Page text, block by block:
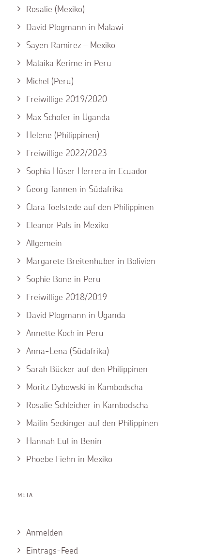
Rosalie (Mexiko)
David Plogmann in Malawi
Sayen Ramirez – Mexiko
Malaika Kerime in Peru
Michel (Peru)
Freiwillige 2019/2020
Max Schofer in Uganda
Helene (Philippinen)
Freiwillige 2022/2023
Sophia Hüser Herrera in Ecuador
Georg Tannen in Südafrika
Clara Toelstede auf den Philippinen
Eleanor Pals in Mexiko
Allgemein
Margarete Breitenhuber in Bolivien
Sophie Bone in Peru
Freiwillige 2018/2019
David Plogmann in Uganda
Annette Koch in Peru
Anna-Lena (Südafrika)
Sarah Bücker auf den Philippinen
Moritz Dybowski in Kambodscha
Rosalie Schleicher in Kambodscha
Mailin Seckinger auf den Philippinen
Hannah Eul in Benin
Phoebe Fiehn in Mexiko
META
Anmelden
Eintrags-Feed